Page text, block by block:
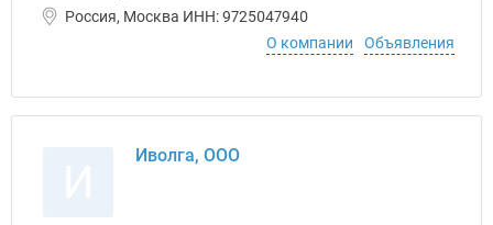
Россия, Москва ИНН: 9725047940
О компании
Объявления
Иволга, ООО